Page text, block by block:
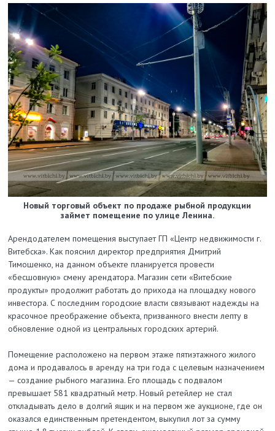
Новый торговый объект по продаже рыбной продукции
займет помещение по улице Ленина.
Арендодателем помещения выступает ГП «Центр недвижимости г.
Витебска». Как пояснил директор предприятия Дмитрий
Тимошенко, на данном объекте планируется провести
«бесшовную» смену арендатора. Магазин сети «Витебские
продукты» продолжит работать до прихода на площадку нового
инвестора. С последним городские власти связывают надежды на
красочное преображение объекта, призванного внести лепту в
обновление одной из центральных городских артерий.
Помещение расположено на первом этаже пятиэтажного жилого
дома и продавалось в аренду на три года с целевым назначением
— создание рыбного магазина. Его площадь с подвалом
превышает 581 квадратный метр. Новый ретейлер не стал
откладывать дело в долгий ящик и на первом же аукционе, где он
оказался единственным претендентом, выкупил лот за сумму